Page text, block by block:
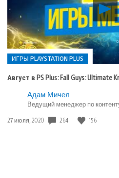
в
Fall
ИГРЫ PLAYSTATION PLUS
Август в PS Plus: Fall Guys: Ultimate
Опубликовано
Игры
playstation
Адам Мичел
Ведущий менеджер по
Дата
27 июля, 2020 264 156